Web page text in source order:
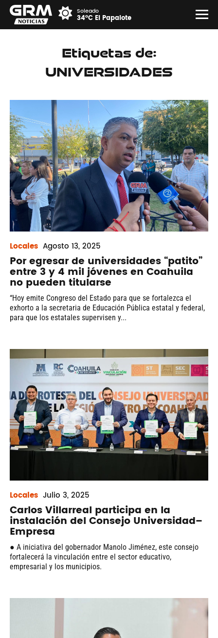
Soleado
34°C El Papalote
Etiquetas de:
UNIVERSIDADES
Locales Agosto 13, 2025
Por egresar de universidades “patito”
entre 3 y 4 mil jóvenes en Coahuila
no pueden titularse
“Hoy emite Congreso del Estado para que se fortalezca el
exhorto a la secretaria de Educación Pública estatal y federal,
para que los estatales supervisen y...
Locales Julio 3, 2025
Carlos Villarreal participa en la
instalación del Consejo Universidad–
Empresa
● A iniciativa del gobernador Manolo Jiménez, este consejo
fortalecerá la vinculación entre el sector educativo,
empresarial y los municipios.